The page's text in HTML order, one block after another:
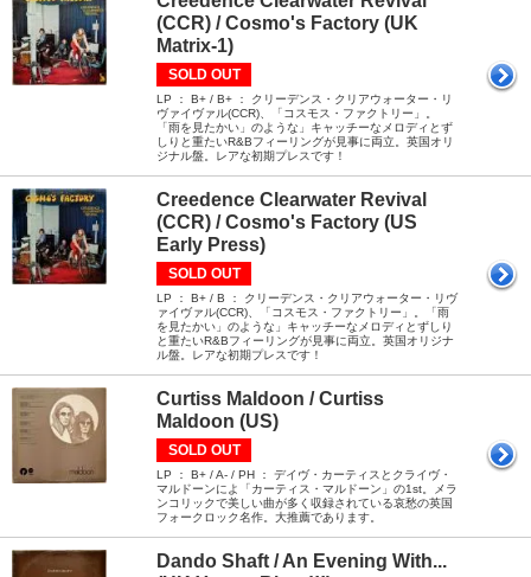
(CCR) / Cosmo's Factory (UK
Matrix-1)
SOLD OUT
LP ： B+ / B+ ： クリーデンス・クリアウォーター・リ
ヴァイヴァル(CCR)、「コスモス・ファクトリー」。
「雨を見たかい」のような」キャッチーなメロディとず
しりと重たいR&Bフィーリングが見事に両立。英国オリ
ジナル盤。レアな初期プレスです！
Creedence Clearwater Revival
(CCR) / Cosmo's Factory (US
Early Press)
SOLD OUT
LP ： B+ / B ： クリーデンス・クリアウォーター・リヴ
ァイヴァル(CCR)、「コスモス・ファクトリー」。「雨
を見たかい」のような」キャッチーなメロディとずしり
と重たいR&Bフィーリングが見事に両立。英国オリジナ
ル盤。レアな初期プレスです！
Curtiss Maldoon / Curtiss
Maldoon (US)
SOLD OUT
LP ： B+ / A- / PH ： デイヴ・カーティスとクライヴ・
マルドーンによ「カーティス・マルドーン」の1st。メラ
ンコリックで美しい曲が多く収録されている哀愁の英国
フォークロック名作。大推薦であります。
Dando Shaft / An Evening With...